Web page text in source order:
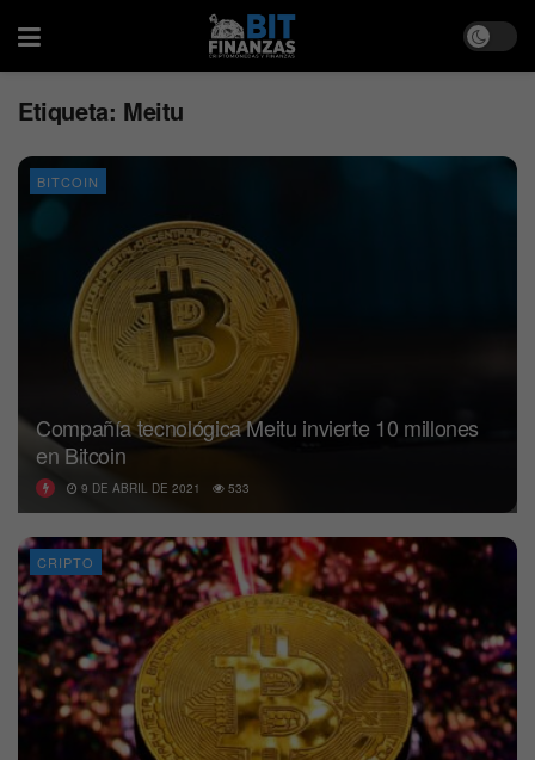
Etiqueta: Meitu
BITCOIN
Compañía tecnológica Meitu invierte 10 millones
en Bitcoin
9 DE ABRIL DE 2021 533
CRIPTO